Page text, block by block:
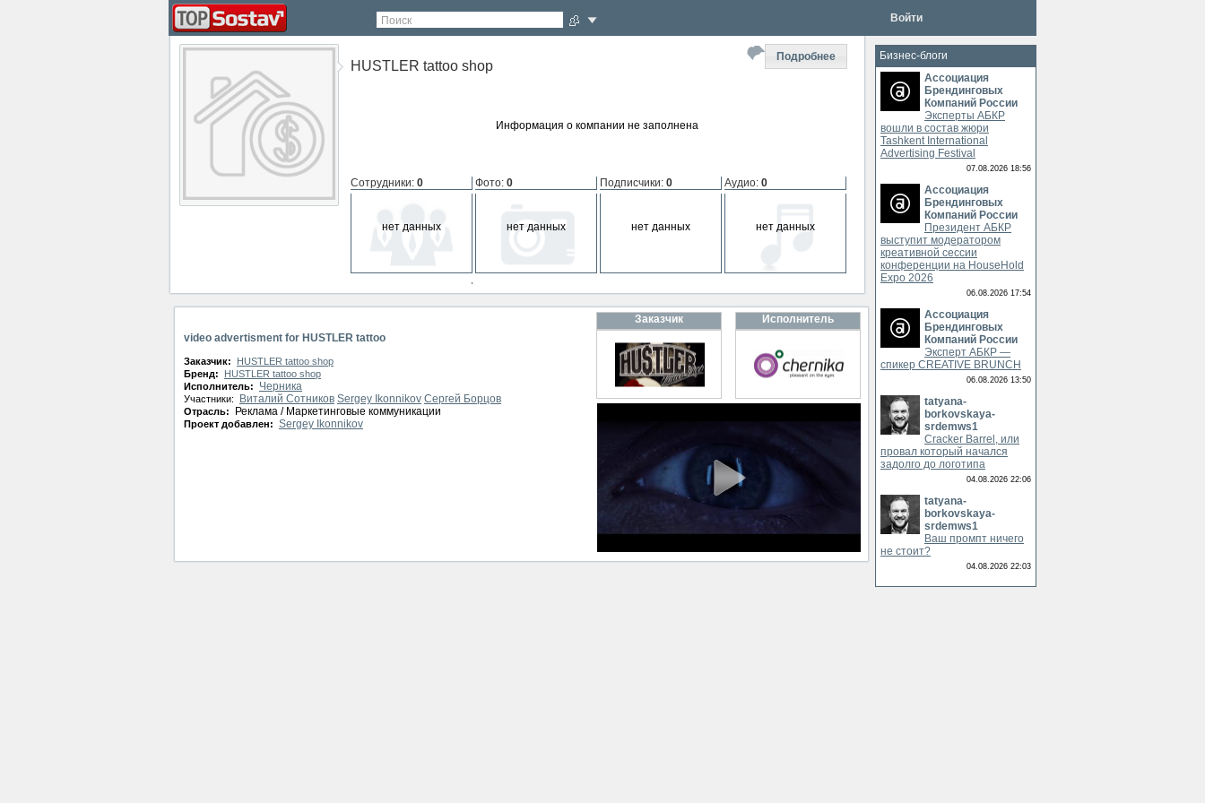
Поиск Войти
Подробнее
HUSTLER tattoo shop
Информация о компании не заполнена
Сотрудники: 0
нет данных
Фото: 0
нет данных
Подписчики: 0
нет данных
Аудио: 0
нет данных
нет данных
video advertisment for HUSTLER tattoo
Заказчик:
HUSTLER tattoo shop
Бренд:
HUSTLER tattoo shop
Исполнитель:
Черника
Участники: Виталий Сотников Sergey Ikonnikov Сергей Борцов
Отрасль: Реклама / Маркетинговые коммуникации
Проект добавлен: Sergey Ikonnikov
Заказчик Исполнитель
Бизнес-блоги
Ассоциация
Брендинговых
Компаний России
Эксперты АБКР
вошли в состав жюри
Tashkent International
Advertising Festival
07.08.2026 18:56
Ассоциация
Брендинговых
Компаний России
Президент АБКР
выступит модератором
креативной сессии
конференции на HouseHold
Expo 2026
06.08.2026 17:54
Ассоциация
Брендинговых
Компаний России
Эксперт АБКР —
спикер CREATIVE BRUNCH
06.08.2026 13:50
tatyana-
borkovskaya-
srdemws1
Cracker Barrel, или
провал который начался
задолго до логотипа
04.08.2026 22:06
tatyana-
borkovskaya-
srdemws1
Ваш промпт ничего
не стоит?
04.08.2026 22:03